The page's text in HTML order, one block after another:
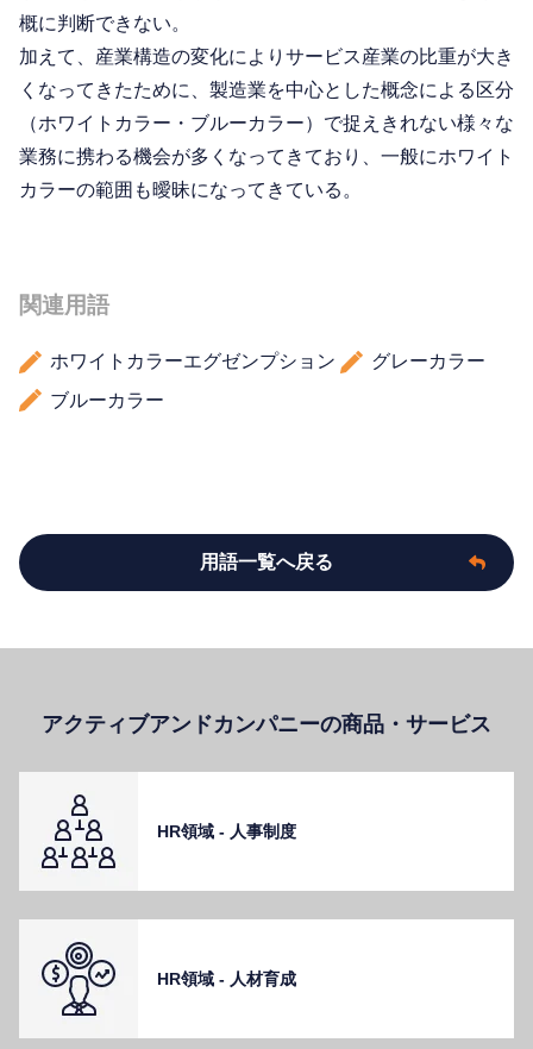
概に判断できない。
加えて、産業構造の変化によりサービス産業の比重が大き
くなってきたために、製造業を中心とした概念による区分
（ホワイトカラー・ブルーカラー）で捉えきれない様々な
業務に携わる機会が多くなってきており、一般にホワイト
カラーの範囲も曖昧になってきている。
関連用語
ホワイトカラーエグゼンプション
グレーカラー
ブルーカラー
用語一覧へ戻る
アクティブアンドカンパニーの商品・サービス
HR領域 - ⼈事制度
HR領域 - ⼈材育成